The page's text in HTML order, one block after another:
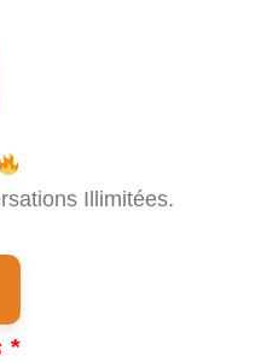
Illimitées.
*